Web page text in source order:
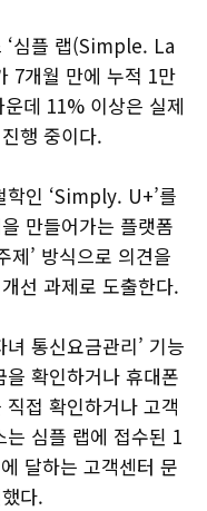
‘심플 랩(Simple. La
7개월 만에 누적 1만
데 11% 이상은 실제
행 중이다.
학인 ‘Simply. U+’를
만들어가는 플랫폼
제’ 방식으로 의견을
선 과제로 도출한다.
통신요금관리’ 기능
확인하거나 휴대폰
접 확인하거나 고객
심플 랩에 접수된 1
달하는 고객센터 문
다.